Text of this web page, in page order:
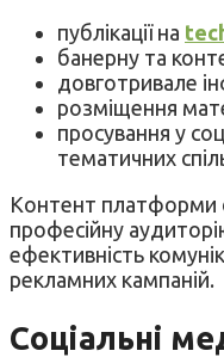
публікації на
банерну та
довготривале
розміщення
просування у
тематичних
Контент платформи
професійну
ефективність
рекламних кампаній.
Соціальні